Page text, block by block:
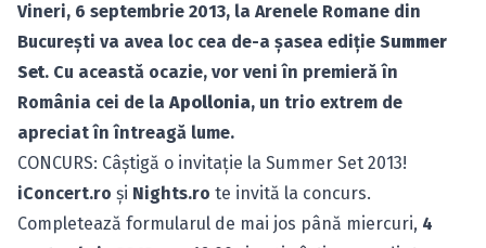
Vineri, 6 septembrie 2013, la Arenele Romane din
Bucureşti va avea loc cea de-a şasea ediţie Summer
Set. Cu această ocazie, vor veni în premieră în
România cei de laApollonia, un trio extrem de
apreciat în întreagă lume.
CONCURS: Câştigă o invitaţie la Summer Set 2013!
iConcert.ro şi Nights.ro te invită la concurs.
Completează formularul de mai jos până miercuri, 4